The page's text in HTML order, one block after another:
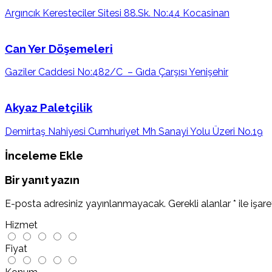
Argıncık Keresteciler Sitesi 88.Sk. No:44 Kocasinan
Can Yer Döşemeleri
Gaziler Caddesi No:482/C – Gıda Çarşısı Yenişehir
Akyaz Paletçilik
Demirtaş Nahiyesi Cumhuriyet Mh Sanayi Yolu Üzeri No.19
İnceleme Ekle
Bir yanıt yazın
E-posta adresiniz yayınlanmayacak. Gerekli alanlar * ile
Hizmet
Fiyat